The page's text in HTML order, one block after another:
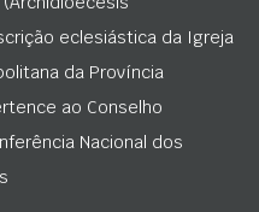
eclesiástica da Igreja
da Província
ao Conselho
Nacional dos